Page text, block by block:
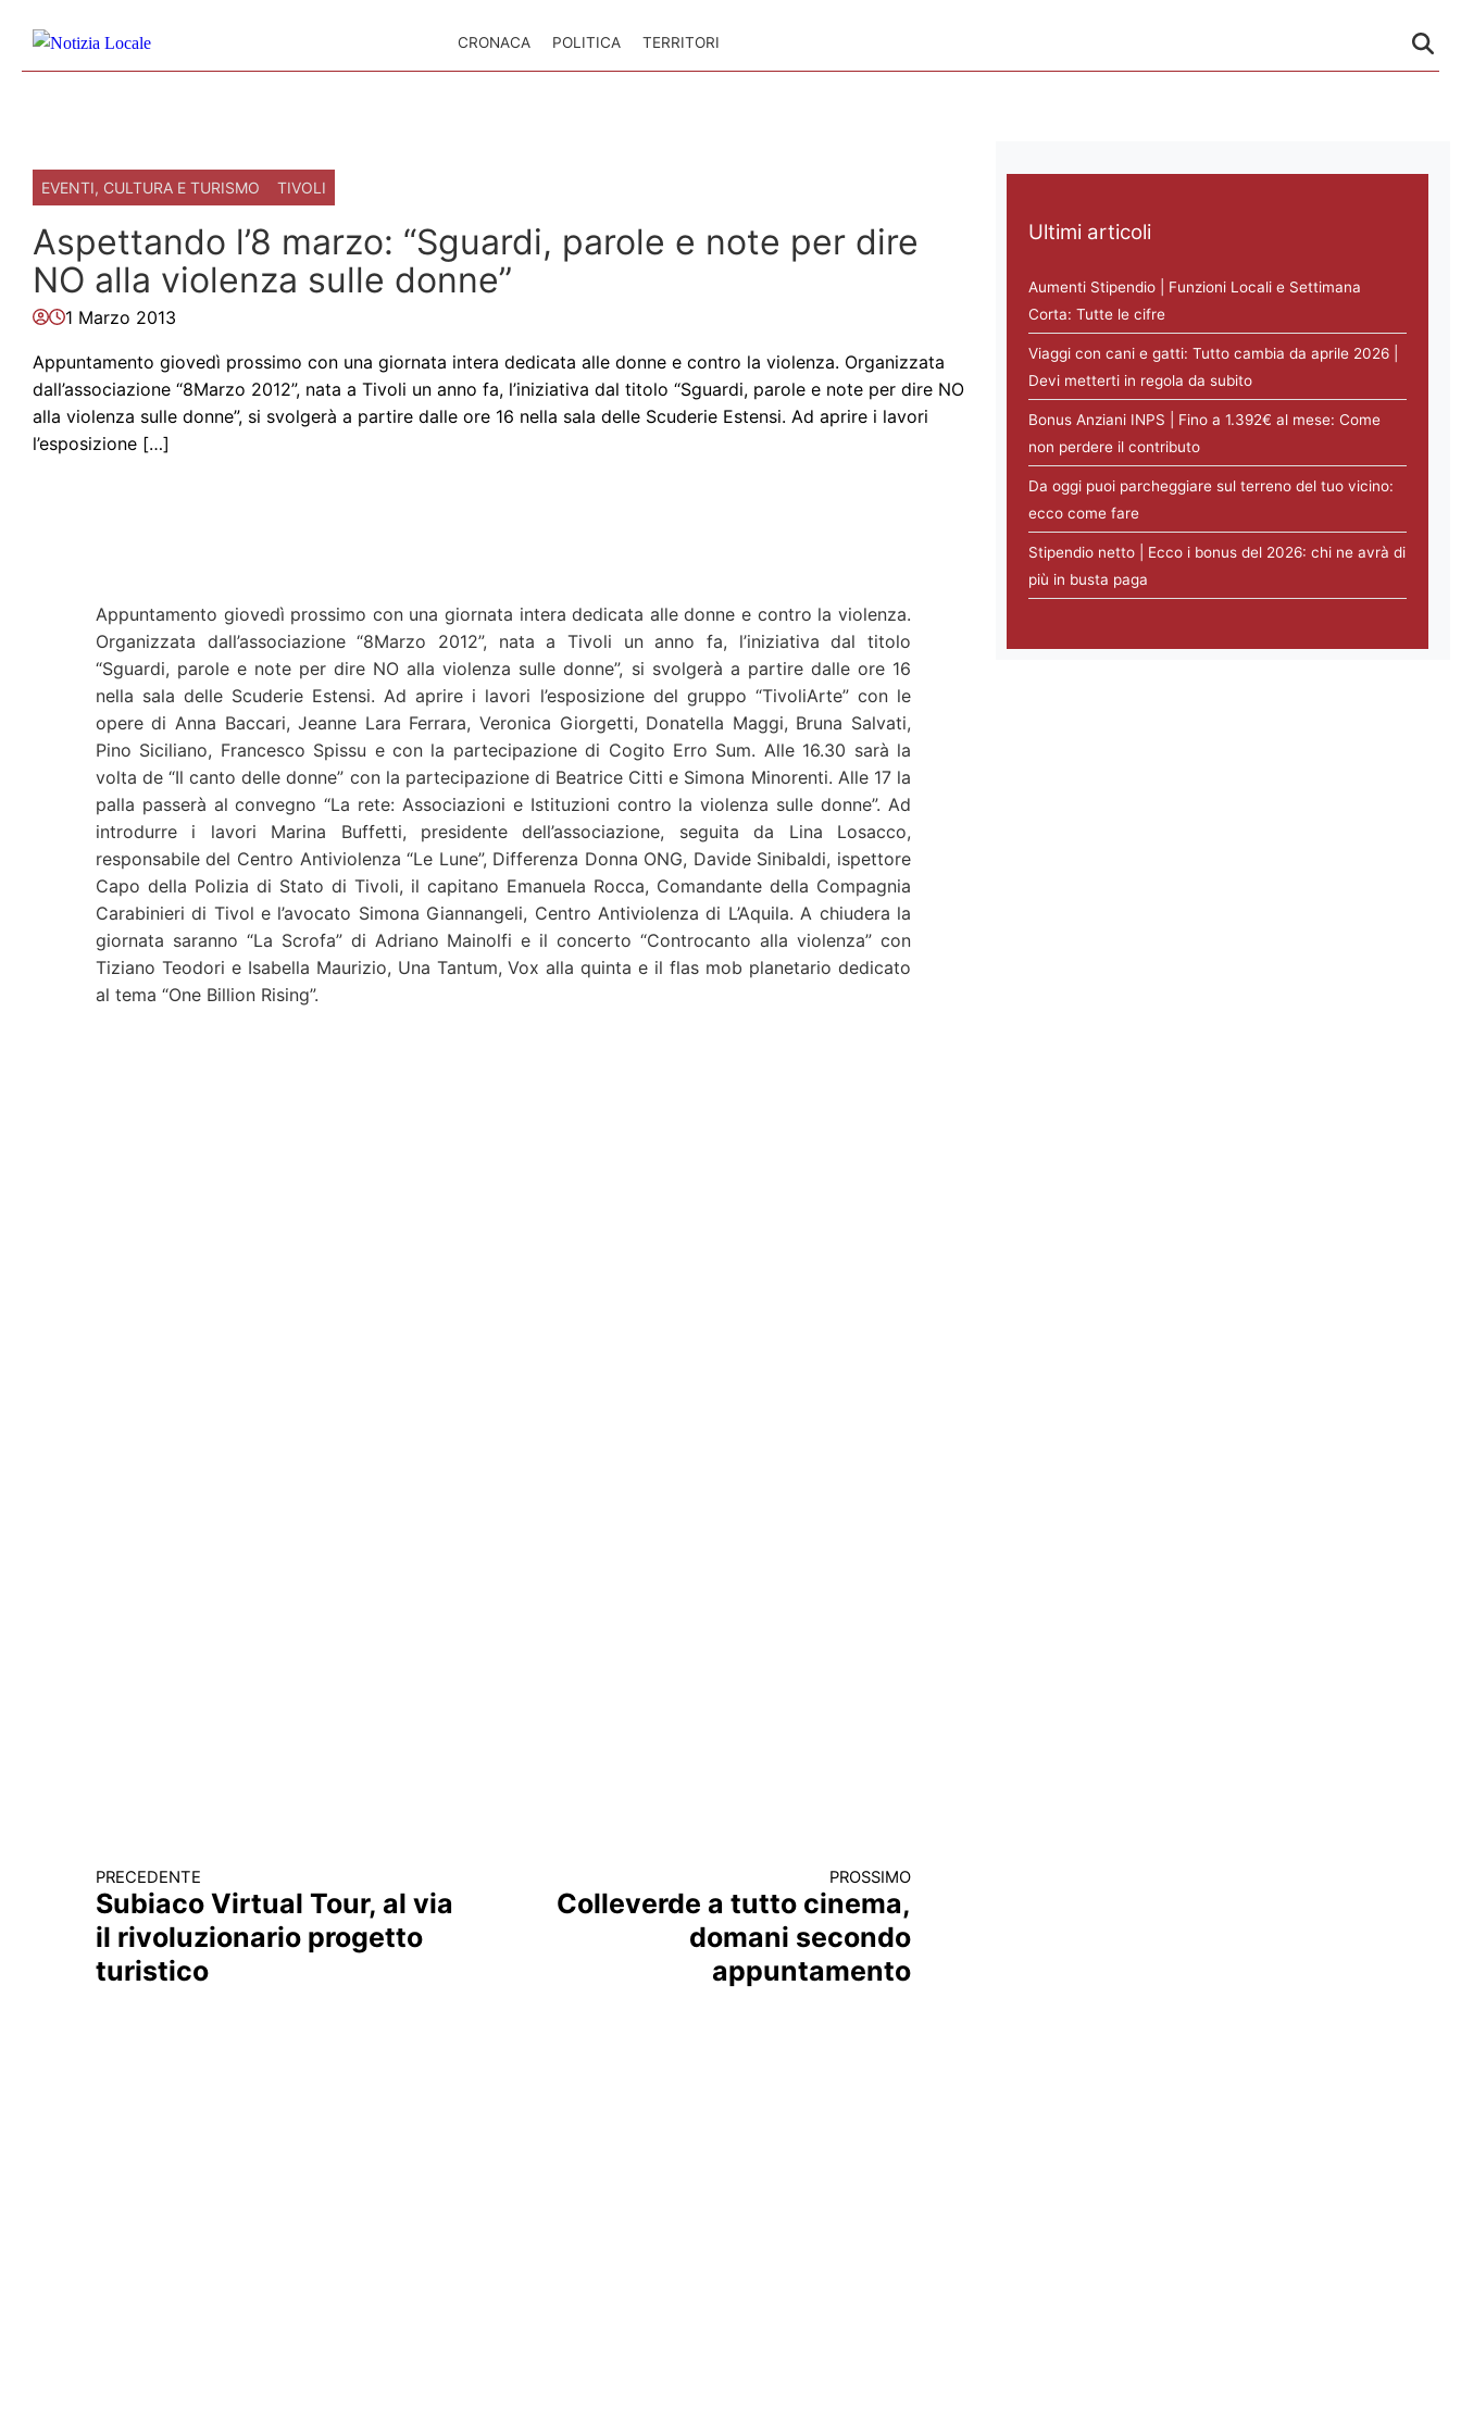
CRONACA POLITICA TERRITORI
EVENTI, CULTURA E TURISMO TIVOLI
Aspettando l’8 marzo: “Sguardi, parole e note per dire
NO alla violenza sulle donne”
1 Marzo 2013
Appuntamento giovedì prossimo con una giornata intera dedicata alle donne e contro la violenza. Organizzata
dall’associazione “8Marzo 2012”, nata a Tivoli un anno fa, l’iniziativa dal titolo “Sguardi, parole e note per dire NO
alla violenza sulle donne”, si svolgerà a partire dalle ore 16 nella sala delle Scuderie Estensi. Ad aprire i lavori
l’esposizione […]
Appuntamento giovedì prossimo con una giornata intera dedicata alle donne e contro la violenza.
Organizzata dall’associazione “8Marzo 2012”, nata a Tivoli un anno fa, l’iniziativa dal titolo
“Sguardi, parole e note per dire NO alla violenza sulle donne”, si svolgerà a partire dalle ore 16
nella sala delle Scuderie Estensi. Ad aprire i lavori l’esposizione del gruppo “TivoliArte” con le
opere di Anna Baccari, Jeanne Lara Ferrara, Veronica Giorgetti, Donatella Maggi, Bruna Salvati,
Pino Siciliano, Francesco Spissu e con la partecipazione di Cogito Erro Sum. Alle 16.30 sarà la
volta de “Il canto delle donne” con la partecipazione di Beatrice Citti e Simona Minorenti. Alle 17 la
palla passerà al convegno “La rete: Associazioni e Istituzioni contro la violenza sulle donne”. Ad
introdurre i lavori Marina Buffetti, presidente dell’associazione, seguita da Lina Losacco,
responsabile del Centro Antiviolenza “Le Lune”, Differenza Donna ONG, Davide Sinibaldi, ispettore
Capo della Polizia di Stato di Tivoli, il capitano Emanuela Rocca, Comandante della Compagnia
Carabinieri di Tivol e l’avocato Simona Giannangeli, Centro Antiviolenza di L’Aquila. A chiudera la
giornata saranno “La Scrofa” di Adriano Mainolfi e il concerto “Controcanto alla violenza” con
Tiziano Teodori e Isabella Maurizio, Una Tantum, Vox alla quinta e il flas mob planetario dedicato
al tema “One Billion Rising”.
Continua a leggere
PRECEDENTE
Subiaco Virtual Tour, al via
il rivoluzionario progetto
turistico
PROSSIMO
Colleverde a tutto cinema,
domani secondo
appuntamento
Ultimi articoli
Aumenti Stipendio | Funzioni Locali e Settimana
Corta: Tutte le cifre
Viaggi con cani e gatti: Tutto cambia da aprile 2026 |
Devi metterti in regola da subito
Bonus Anziani INPS | Fino a 1.392€ al mese: Come
non perdere il contributo
Da oggi puoi parcheggiare sul terreno del tuo vicino:
ecco come fare
Stipendio netto | Ecco i bonus del 2026: chi ne avrà di
più in busta paga